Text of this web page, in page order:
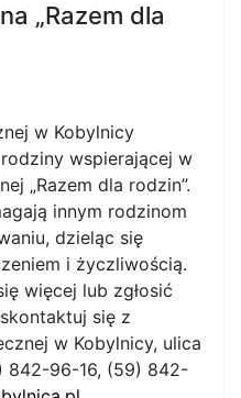
„Razem dla
w Kobylnicy
wspierającej w
„Razem dla rodzin”.
innym rodzinom
dzieląc się
i życzliwością.
więcej lub zgłosić
się z
w Kobylnicy, ulica
842-96-16, (59) 842-